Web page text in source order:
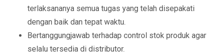
terlaksananya semua tugas yang telah disepakati
dengan baik dan tepat waktu.
Bertanggungjawab terhadap control stok produk agar
selalu tersedia di distributor.